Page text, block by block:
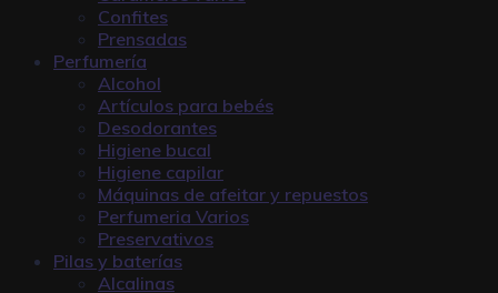
Confites
Prensadas
Perfumería
Alcohol
Artículos para bebés
Desodorantes
Higiene bucal
Higiene capilar
Máquinas de afeitar y repuestos
Perfumeria Varios
Preservativos
Pilas y baterías
Alcalinas